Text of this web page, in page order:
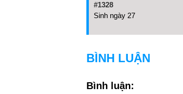
#1328
Sinh ngày 27
BÌNH LUẬN
Bình luận: